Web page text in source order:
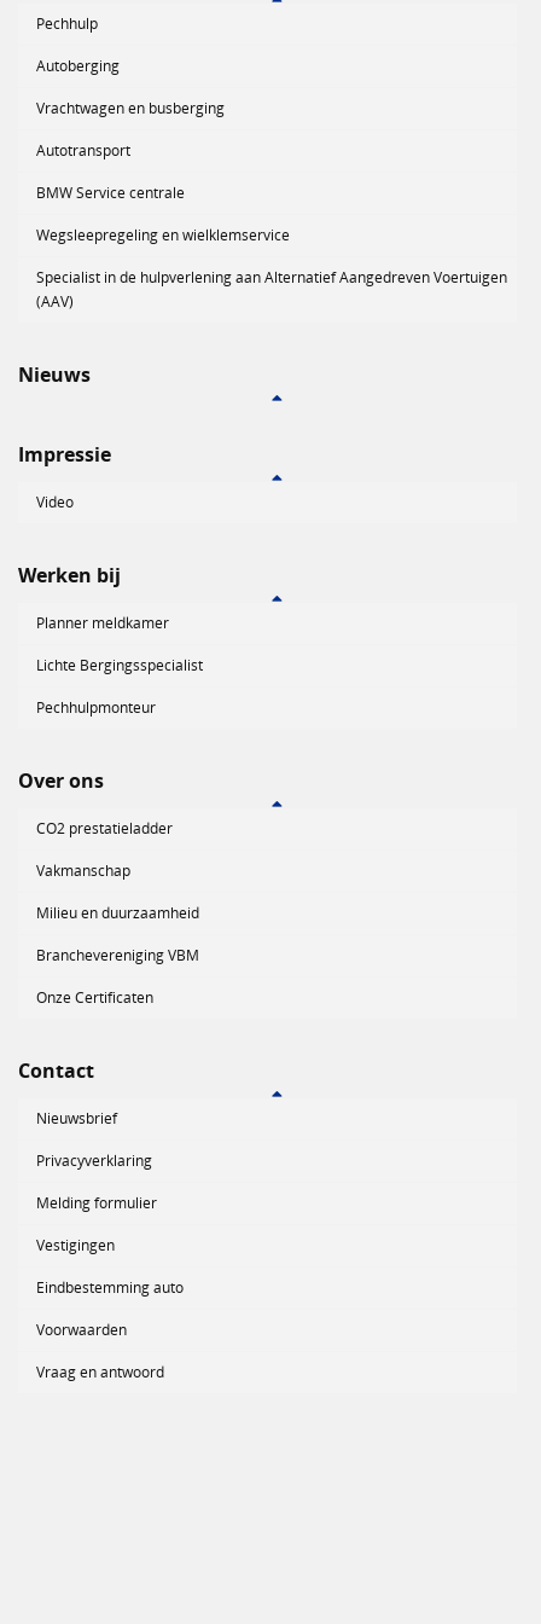
Pechhulp
Autoberging
Vrachtwagen en busberging
Autotransport
BMW Service centrale
Wegsleepregeling en wielklemservice
Specialist in de hulpverlening aan Alternatief Aangedreven Voertuigen
(AAV)
Nieuws
Impressie
Video
Werken bij
Planner meldkamer
Lichte Bergingsspecialist
Pechhulpmonteur
Over ons
CO2 prestatieladder
Vakmanschap
Milieu en duurzaamheid
Branchevereniging VBM
Onze Certificaten
Contact
Nieuwsbrief
Privacyverklaring
Melding formulier
Vestigingen
Eindbestemming auto
Voorwaarden
Vraag en antwoord